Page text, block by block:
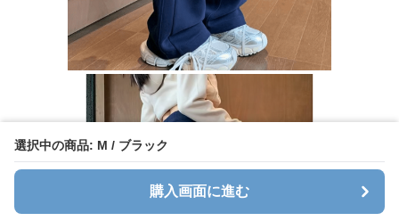
選択中の商品: M / ブラック
購入画面に進む